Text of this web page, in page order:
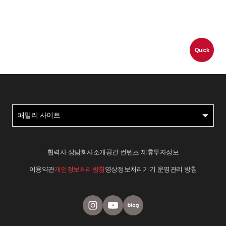
Quick
패밀리 사이트
협력사 상담회사소개 공간 컨텐츠 제휴투자정보
이용약관개인정보처리방침 영상정보처리기기 운영관리 방침